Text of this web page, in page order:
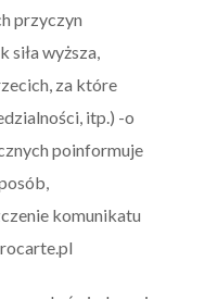
przyczyn
siła wyższa,
za które
itp.) -o
poinformuje
komunikatu